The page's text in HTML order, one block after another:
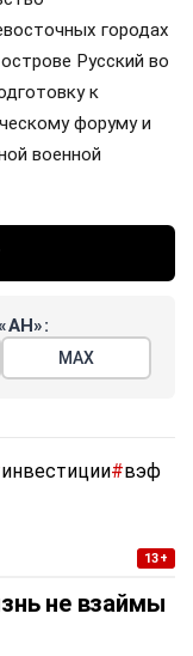
городах
Русский во
к
форуму и
военной
МАХ
инвестиции#вэф
13+
не взаймы